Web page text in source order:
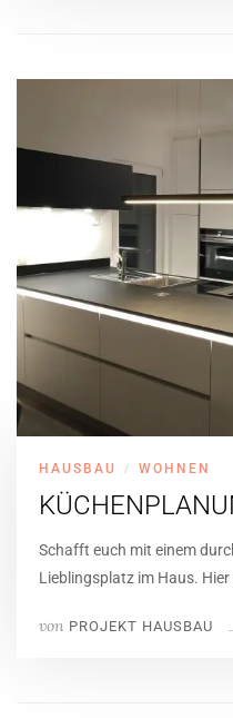
HAUSBAU / WOHNEN
Schafft euch mit einem
Lieblingsplatz im Haus.
von PROJEKT HAUSBAU